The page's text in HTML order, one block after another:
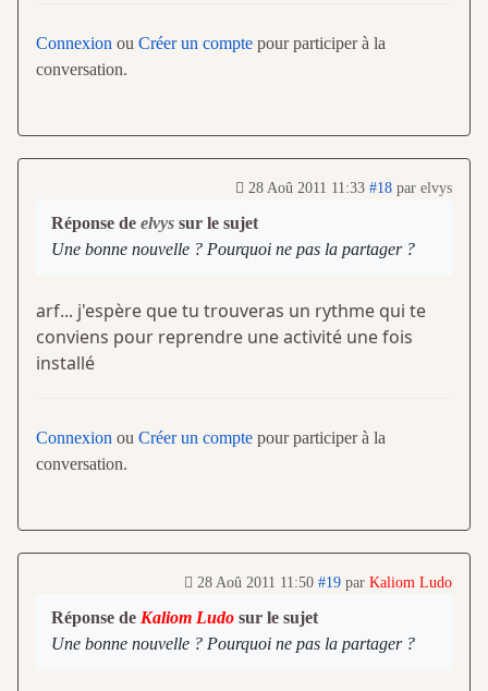
Connexion ou Créer un compte pour participer à la
conversation.
28 Aoû 2011 11:33 #18 par elvys
Réponse de elvys sur le sujet
Une bonne nouvelle ? Pourquoi ne pas la partager ?
arf... j'espère que tu trouveras un rythme qui te
conviens pour reprendre une activité une fois
installé
Connexion ou Créer un compte pour participer à la
conversation.
28 Aoû 2011 11:50 #19 par Kaliom Ludo
Réponse de Kaliom Ludo sur le sujet
Une bonne nouvelle ? Pourquoi ne pas la partager ?